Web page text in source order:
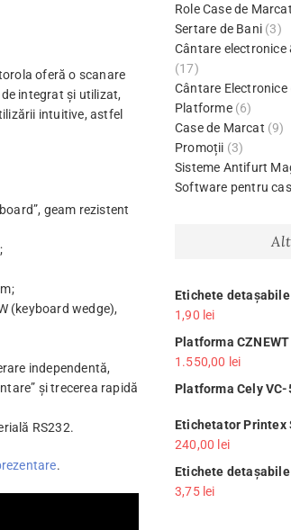
oferă o scanare
integrat și utilizat,
intuitive, astfel
geam rezistent
(keyboard wedge),
independentă,
și trecerea rapidă
RS232.
.
Role Case de Marcat
Sertare de Bani (3)
Cântare
(17)
Cântare Electronice
Platforme (6)
Case de Marcat (9)
Promoții (3)
Sisteme Antifurt
Software pentru
Etichete
1,90 lei
Platforma
1.550,00 lei
Platforma Cely VC-
Etichetator Printex
240,00 lei
Etichete
3,75 lei